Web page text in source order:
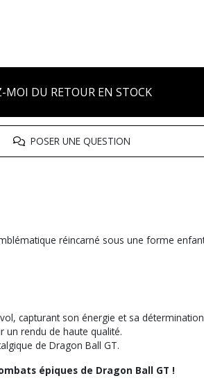
MOI DU RETOUR EN STOCK
POSER UNE QUESTION
réincarné sous une forme
capturant son énergie et sa
un rendu de haute qualité.
de Dragon Ball GT.
épiques de Dragon Ball GT !